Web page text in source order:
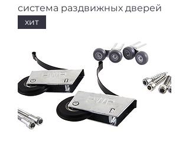
система раздвижных дверей
хит